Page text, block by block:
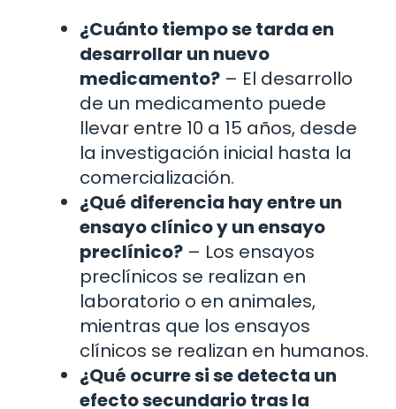
¿Cuánto tiempo se tarda en
desarrollar un nuevo
medicamento? – El desarrollo
de un medicamento puede
llevar entre 10 a 15 años, desde
la investigación inicial hasta la
comercialización.
¿Qué diferencia hay entre un
ensayo clínico y un ensayo
preclínico? – Los ensayos
preclínicos se realizan en
laboratorio o en animales,
mientras que los ensayos
clínicos se realizan en humanos.
¿Qué ocurre si se detecta un
efecto secundario tras la